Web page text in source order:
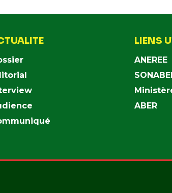
LIENS
ANEREE
ABER